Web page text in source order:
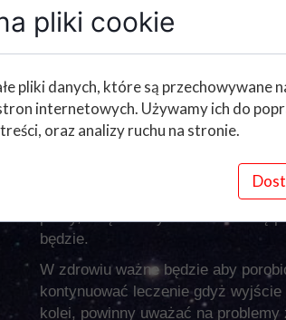
uważać, na nerwowość pod koniec
W finansach apeluje o rozwagę, o
będą się trzymać. Szczególnie
też wyłudzeniami wzrośnie z
Praca wygląda bardzo spokojnie.
przede wszystkim będą bardziej
miesiące będzie jeszcze większa.
Osoby bezrobotne niech się
pracy, dzięki którym uda Wam się
będzie.
W zdrowiu ważne będzie aby
kontynuować leczenie gdyż
kolei, powinny uważać na
pliki cookie
pliki danych, które są przechowywane
internetowych. Używamy ich do
oraz analizy ruchu na stronie.